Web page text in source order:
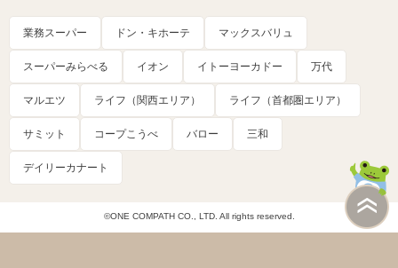
業務スーパー ドン・キホーテ マックスバリュ
スーパーみらべる イオン イトーヨーカドー 万代
マルエツ ライフ（関西エリア） ライフ（首都圏エリア）
サミット コープこうべ バロー 三和
デイリーカナート
©ONE COMPATH CO., LTD. All rights reserved.